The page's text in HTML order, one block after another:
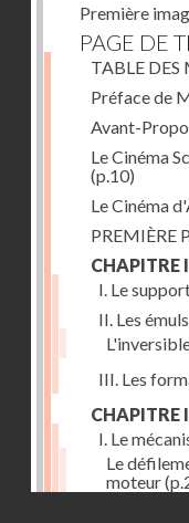
Première
PAGE DE
TABLE DES
Préface de
Avant-
Le Cinéma
(p.10)
Le Cinéma
PREMIÈRE
CHAPITRE
I. Le
II. Les
III. Les
CHAPITRE
I. Le
Le
moteur